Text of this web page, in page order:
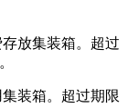
放集装箱。超过
装箱。超过期限